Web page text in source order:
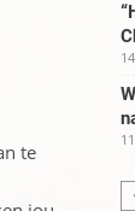
te